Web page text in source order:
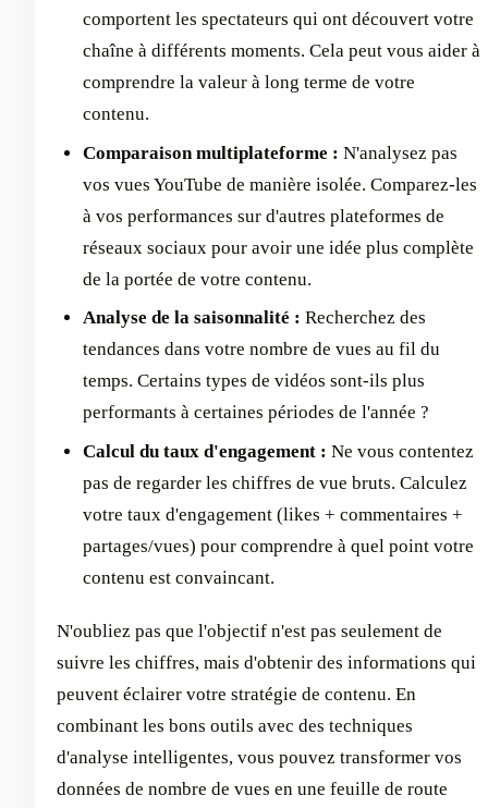
comportent les spectateurs qui ont découvert votre
chaîne à différents moments. Cela peut vous aider à
comprendre la valeur à long terme de votre
contenu.
Comparaison multiplateforme : N'analysez pas
vos vues YouTube de manière isolée. Comparez-les
à vos performances sur d'autres plateformes de
réseaux sociaux pour avoir une idée plus complète
de la portée de votre contenu.
Analyse de la saisonnalité : Recherchez des
tendances dans votre nombre de vues au fil du
temps. Certains types de vidéos sont-ils plus
performants à certaines périodes de l'année ?
Calcul du taux d'engagement : Ne vous contentez
pas de regarder les chiffres de vue bruts. Calculez
votre taux d'engagement (likes + commentaires +
partages/vues) pour comprendre à quel point votre
contenu est convaincant.
N'oubliez pas que l'objectif n'est pas seulement de
suivre les chiffres, mais d'obtenir des informations qui
peuvent éclairer votre stratégie de contenu. En
combinant les bons outils avec des techniques
d'analyse intelligentes, vous pouvez transformer vos
données de nombre de vues en une feuille de route